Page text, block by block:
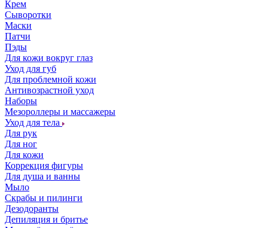
Крем
Сыворотки
Маски
Патчи
Пэды
Для кожи вокруг глаз
Уход для губ
Для проблемной кожи
Антивозрастной уход
Наборы
Мезороллеры и массажеры
Уход для тела
Для рук
Для ног
Для кожи
Коррекция фигуры
Для душа и ванны
Мыло
Скрабы и пилинги
Дезодоранты
Депиляция и бритье